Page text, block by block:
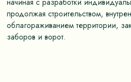
начиная с разработки
продолжая строительством,
облагораживанием территории,
заборов и ворот.